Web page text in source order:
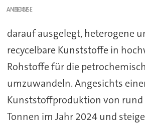
ANZEIGE
darauf ausgelegt, heterogene
recycelbare Kunststoffe in
Rohstoffe für die
umzuwandeln. Angesichts
Kunststoffproduktion von
Tonnen im Jahr 2024 und